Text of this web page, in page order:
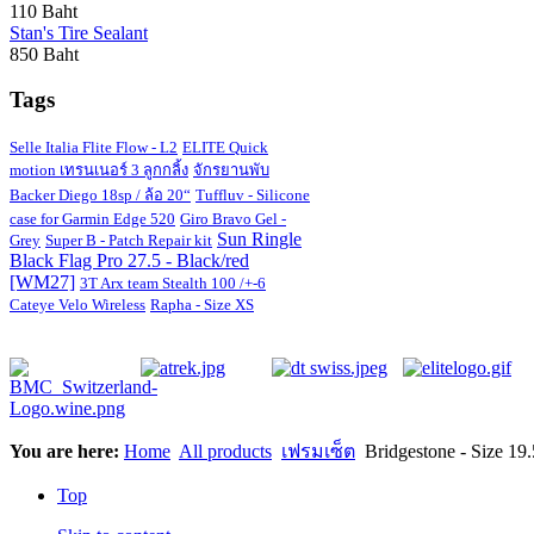
110 Baht
Stan's Tire Sealant
850 Baht
Tags
Selle Italia Flite Flow - L2 ELITE Quick
motion เทรนเนอร์ 3 ลูกกลิ้ง จักรยานพับ
Backer Diego 18sp / ล้อ 20“ Tuffluv - Silicone
case for Garmin Edge 520 Giro Bravo Gel -
Grey Super B - Patch Repair kit Sun Ringle
Black Flag Pro 27.5 - Black/red
[WM27] 3T Arx team Stealth 100 /+-6
Cateye Velo Wireless Rapha - Size XS
You are here: Home All products เฟรมเซ็ต Bridgestone - Size
Top